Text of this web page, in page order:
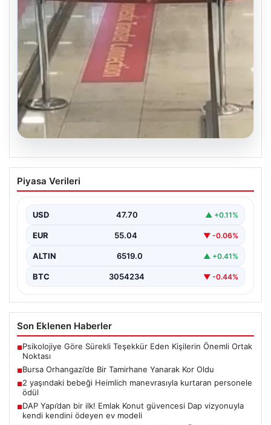
05.08.2026
2 yaşındaki bebeği Heimlich
manevrasıyla kurtaran personele ödül
Kurtaran Görevlilere Ödül Verildi”, “content”: “ İstanbul
Sabiha…
Piyasa Verileri
USD 47.70 ▲ +0.11%
EUR 55.04 ▼ -0.06%
ALTIN 6519.0 ▲ +0.41%
BTC 3054234 ▼ -0.44%
Son Eklenen Haberler
■Psikolojiye Göre Sürekli Teşekkür Eden Kişilerin Önemli Ortak
Noktası
■Bursa Orhangazi’de Bir Tamirhane Yanarak Kor Oldu
■2 yaşındaki bebeği Heimlich manevrasıyla kurtaran personele
ödül
■DAP Yapı’dan bir ilk! Emlak Konut güvencesi Dap vizyonuyla
kendi kendini ödeyen ev modeli